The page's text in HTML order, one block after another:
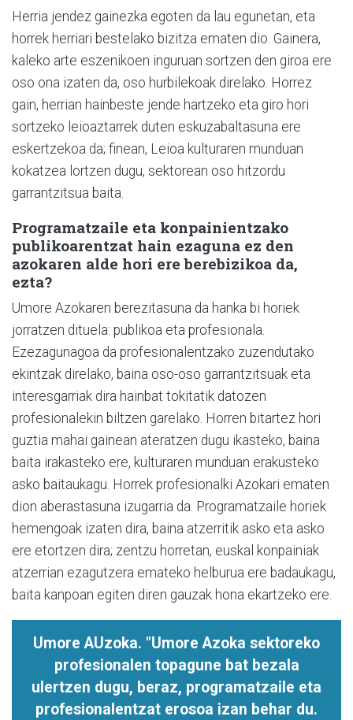
Herria jendez gainezka egoten da lau egunetan, eta
horrek herriari bestelako bizitza ematen dio. Gainera,
kaleko arte eszenikoen inguruan sortzen den giroa ere
oso ona izaten da, oso hurbilekoak direlako. Horrez
gain, herrian hainbeste jende hartzeko eta giro hori
sortzeko leioaztarrek duten eskuzabaltasuna ere
eskertzekoa da; finean, Leioa kulturaren munduan
kokatzea lortzen dugu, sektorean oso hitzordu
garrantzitsua baita.
Programatzaile eta konpainientzako
publikoarentzat hain ezaguna ez den
azokaren alde hori ere berebizikoa da,
ezta?
Umore Azokaren berezitasuna da hanka bi horiek
jorratzen dituela: publikoa eta profesionala.
Ezezagunagoa da profesionalentzako zuzendutako
ekintzak direlako, baina oso-oso garrantzitsuak eta
interesgarriak dira hainbat tokitatik datozen
profesionalekin biltzen garelako. Horren bitartez hori
guztia mahai gainean ateratzen dugu ikasteko, baina
baita irakasteko ere, kulturaren munduan erakusteko
asko baitaukagu. Horrek profesionalki Azokari ematen
dion aberastasuna izugarria da. Programatzaile horiek
hemengoak izaten dira, baina atzerritik asko eta asko
ere etortzen dira; zentzu horretan, euskal konpainiak
atzerrian ezagutzera emateko helburua ere badaukagu,
baita kanpoan egiten diren gauzak hona ekartzeko ere.
Umore AUzoka. "Umore Azoka sektoreko
profesionalen topagune bat bezala
ulertzen dugu, beraz, programatzaile eta
profesionalentzat erosoa izan behar du.